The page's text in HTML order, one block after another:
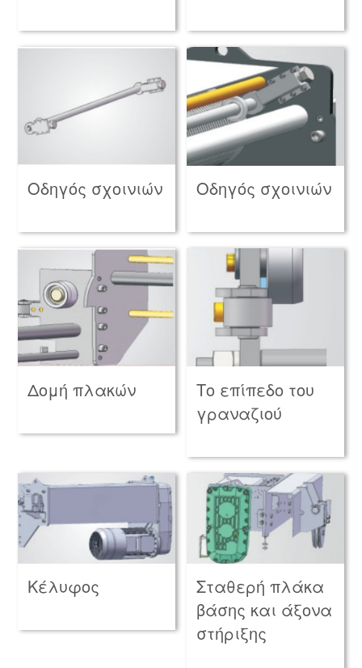
Οδηγός σχοινιών Οδηγός σχοινιών
Δομή πλακών
Το επίπεδο του
γραναζιού
Κέλυφος
Σταθερή πλάκα
βάσης και άξονα
στήριξης